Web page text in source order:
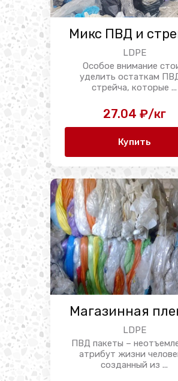
Микс ПВД и
LDPE
Особое внимание
уделить остаткам
стрейча, которые ...
27.04 ₽/кг
Купить
Магазинная
LDPE
ПВД пакеты –
атрибут жизни
созданный из ...